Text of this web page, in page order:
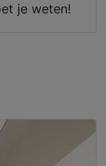
je weten!